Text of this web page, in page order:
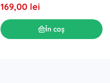
169,00 lei
În coș